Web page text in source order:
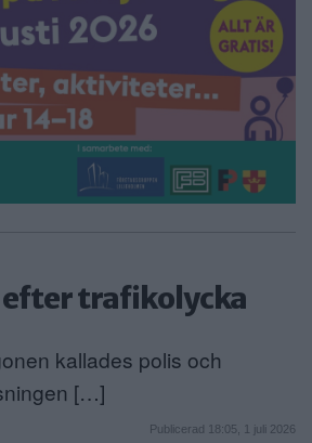
efter trafikolycka
kallades polis och
[…]
Publicerad 18:05, 1 juli 2026